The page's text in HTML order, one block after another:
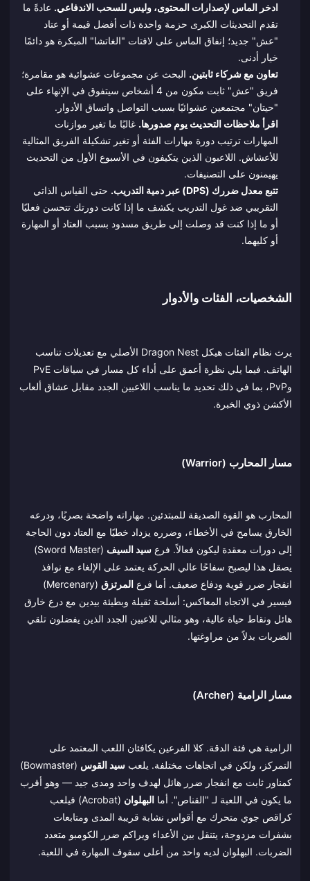
ادخر الماس لإصدارات المحتوى، وليس للسحب الاندفاعي. عادةً ما
تقدم التحديثات الكبرى حزمة واحدة ذات أفضل قيمة أو عتاد
"عش" جديد؛ إنفاق الماس على لافتات "الغاتشا" المبكرة هو دائمًا
خيار أدنى.
تعاون مع شركاء ثابتين. البحث عن مجموعات عشوائية هو مقامرة؛
فريق "عش" ثابت مكون من 4 أشخاص سيتفوق في الإنهاء على
"حيتان" مجتمعين عشوائيًا بسبب التواصل واتساق الأدوار.
اقرأ ملاحظات التحديث يوم صدورها. غالبًا ما تغير موازنات
المهارات ترتيب دورة مهارات الفئة أو تغير تشكيلة الفريق المثالية
للأعشاش. اللاعبون الذين يتكيفون في الأسبوع الأول من التحديث
يهيمنون على التصنيفات.
تتبع معدل ضررك (DPS) عبر دمية التدريب.
حتى القياس الذاتي
التقريبي ضد غول التدريب يكشف ما إذا كانت دورتك تتحسن فعليًا
أو ما إذا كنت قد وصلت إلى طريق مسدود بسبب العتاد أو المهارة
أو كليهما.
الشخصيات، الفئات والأدوار
يرث نظام الفئات هيكل Dragon Nest الأصلي مع تعديلات تناسب
الهاتف. فيما يلي نظرة أعمق على أداء كل مسار في سياقات PvE
وPvP، بما في ذلك تحديد ما يناسب اللاعبين الجدد مقابل عشاق ألعاب
الأكشن ذوي الخبرة.
مسار المحارب (Warrior)
المحارب هو القوة الصديقة للمبتدئين. مهاراته واضحة بصريًا، ودرعه
الخارق يسامح في الأخطاء، وضرره يزداد خطيًا مع العتاد دون الحاجة
إلى دورات معقدة ليكون فعالاً. فرع سيد السيف
(Sword Master)
يصقل هذا ليصبح سفاحًا عالي الحركة يعتمد على الإلغاء مع نوافذ
انفجار ضرر قوية ودفاع ضعيف. أما فرع المرتزق
(Mercenary)
فيسير في الاتجاه المعاكس: أسلحة ثقيلة وبطيئة بيدين مع درع خارق
هائل ونقاط حياة عالية، وهو مثالي للاعبين الجدد الذين يفضلون تلقي
الضربات بدلاً من مراوغتها.
مسار الرامية (Archer)
الرامية هي فئة الدقة. كلا الفرعين يكافئان اللعب المعتمد على
التمركز، ولكن في اتجاهات مختلفة. يلعب سيد القوس
(Bowmaster)
كمناور ثابت مع انفجار ضرر هائل لهدف واحد ومدى جيد — وهو أقرب
ما يكون في اللعبة لـ "القناص". أما البهلوان
(Acrobat) فيلعب
كراقص جوي متحرك مع أقواس نشابة قريبة المدى ومتابعات
بشفرات مزدوجة، يتنقل بين الأعداء ويراكم ضرر الكومبو متعدد
الضربات. البهلوان لديه واحد من أعلى سقوف المهارة في اللعبة.